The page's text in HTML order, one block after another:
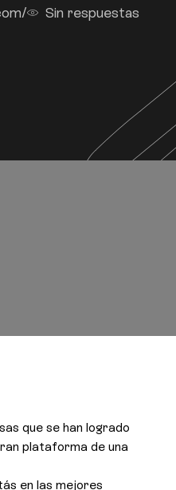
/ Sin respuestas
que se han logrado
plataforma de una
en las mejores